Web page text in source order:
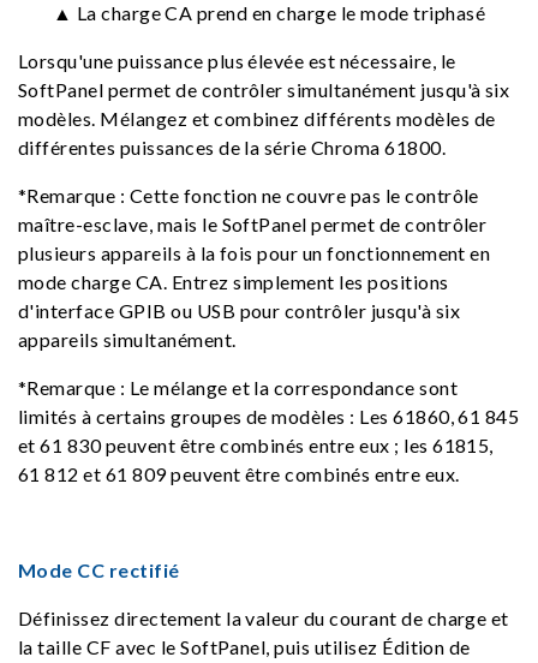
▲ La charge CA prend en charge le mode triphasé
Lorsqu'une puissance plus élevée est nécessaire, le
SoftPanel permet de contrôler simultanément jusqu'à six
modèles. Mélangez et combinez différents modèles de
différentes puissances de la série Chroma 61800.
*Remarque : Cette fonction ne couvre pas le contrôle
maître-esclave, mais le SoftPanel permet de contrôler
plusieurs appareils à la fois pour un fonctionnement en
mode charge CA. Entrez simplement les positions
d'interface GPIB ou USB pour contrôler jusqu'à six
appareils simultanément.
*Remarque : Le mélange et la correspondance sont
limités à certains groupes de modèles : Les 61860, 61 845
et 61 830 peuvent être combinés entre eux ; les 61815,
61 812 et 61 809 peuvent être combinés entre eux.
Mode CC rectifié
Définissez directement la valeur du courant de charge et
la taille CF avec le SoftPanel, puis utilisez Édition de